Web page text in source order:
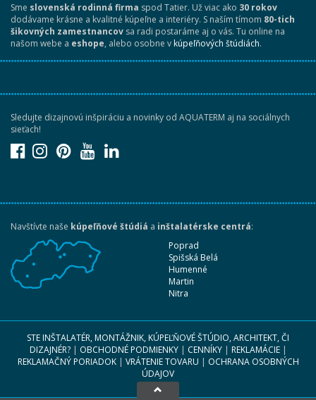
Sme slovenská rodinná firma spod Tatier. Už viac ako 30 rokov
dodávame krásne a kvalitné kúpeľne a interiéry. S naším tímom 80-tich
šikovných zamestnancov sa radi postaráme aj o vás. Tu online na
našom webe a eshope, alebo osobne vkúpeľňových štúdiách.
Sledujte dizajnovú inšpiráciu a novinky od AQUATERM aj na sociálnych
sieťach!
Navštívte naše kúpeľňové štúdiá a inštalatérske centrá:
Poprad
Spišská Belá
Humenné
Martin
Nitra
STE INŠTALATÉR, MONTÁŽNIK, KÚPEĽŇOVÉ ŠTÚDIO, ARCHITEKT, ČI
DIZAJNÉR?| OBCHODNÉ PODMIENKY| CENNÍKY| REKLAMÁCIE|
REKLAMAČNÝ PORIADOK| VRÁTENIE TOVARU | OCHRANA OSOBNÝCH
ÚDAJOV